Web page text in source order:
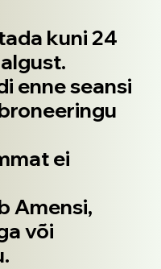
kuni 24
enne seansi
ei
Amensi,
või